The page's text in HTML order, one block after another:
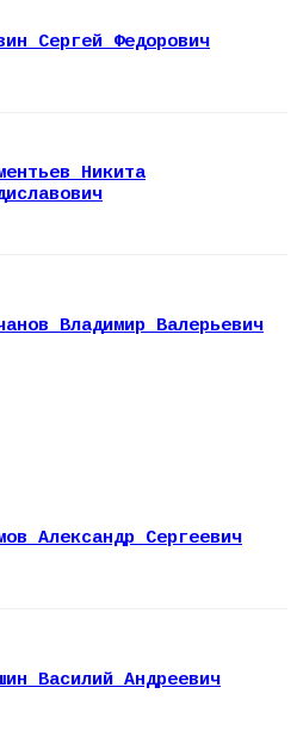
Сергей Федорович
Никита
Владимир Валерьевич
Александр Сергеевич
Василий Андреевич